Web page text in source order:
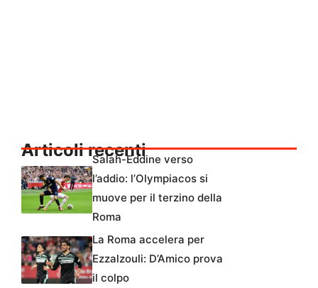
Articoli recenti
Salah-Eddine verso
l’addio: l’Olympiacos si
muove per il terzino della
Roma
La Roma accelera per
Ezzalzouli: D’Amico prova
il colpo